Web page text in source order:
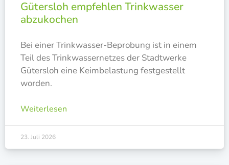
Gütersloh empfehlen Trinkwasser
abzukochen
Bei einer Trink­was­ser-Bepro­bung ist in einem
Teil des Trink­was­ser­net­zes der Stadt­wer­ke
Güters­loh eine Keim­be­las­tung fest­ge­stellt
worden.
Weiterlesen
23. Juli 2026